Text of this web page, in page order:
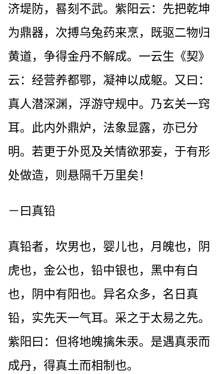
济堤防，晷刻不武。紫阳云：先把乾坤
为鼎器，次搏乌兔药来烹，既驱二物归
黄道，争得金丹不解成。一云生《契》
云：经营养都鄂，凝神以成躯。又曰：
真人潜深渊，浮游守规中。乃玄关一窍
耳。此内外鼎炉，法象显露，亦已分
明。若更于外觅及关情欲邪妄，于有形
处做造，则悬隔千万里矣！
－曰真铅
真铅者，坎男也，婴儿也，月魄也，阴
虎也，金公也，铅中银也，黑中有白
也，阴中有阳也。异名众多，名日真
铅，实先天一气耳。采之于太易之先。
紫阳曰：但将地魄擒朱汞。是遇真汞而
成丹，得真土而相制也。